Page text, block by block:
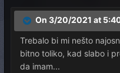
On 3/20/2021 at
Trebalo bi mi nešto
bitno toliko, kad slabo i
da imam...